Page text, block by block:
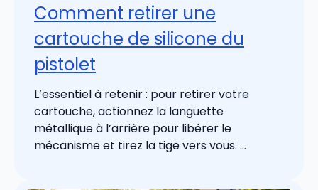
Comment retirer une
cartouche de silicone du
pistolet
L’essentiel à retenir : pour retirer votre
cartouche, actionnez la languette
métallique à l’arrière pour libérer le
mécanisme et tirez la tige vers vous. ...